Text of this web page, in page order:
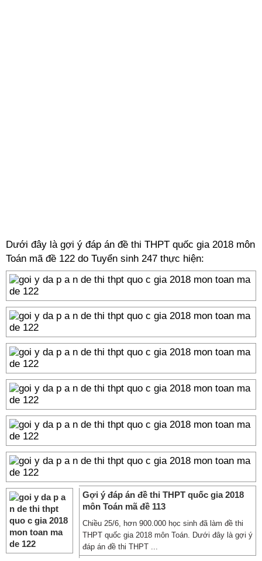
Dưới đây là gợi ý đáp án đề thi THPT quốc gia 2018 môn
Toán mã đề 122 do Tuyển sinh 247 thực hiện:
Gợi ý đáp án đề thi THPT quốc gia 2018
môn Toán mã đề 113
Chiều 25/6, hơn 900.000 học sinh đã làm đề thi
THPT quốc gia 2018 môn Toán. Dưới đây là gợi ý
đáp án đề thi THPT ...